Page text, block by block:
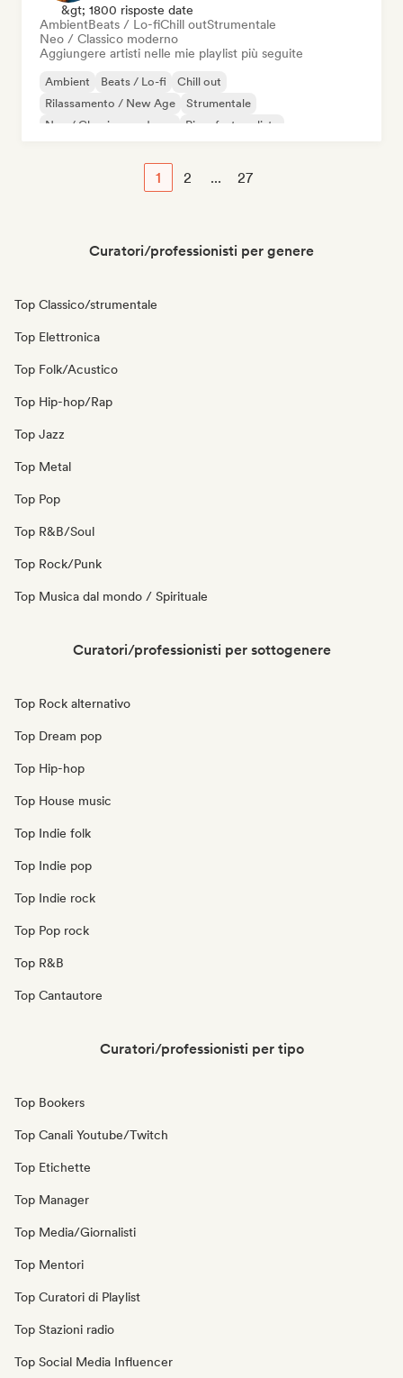
&gt; 1800 risposte date
AmbientBeats / Lo-fiChill outStrumentale
Neo / Classico moderno
Aggiungere artisti nelle mie playlist più seguite
Ambient Beats / Lo-fi
Chill out
Rilassamento / New Age
Strumentale
Neo / Classico moderno
Pianoforte solista
1 2 ... 27
Curatori/professionisti per genere
Top Classico/strumentale
Top Elettronica
Top Folk/Acustico
Top Hip-hop/Rap
Top Jazz
Top Metal
Top Pop
Top R&B/Soul
Top Rock/Punk
Top Musica dal mondo / Spirituale
Curatori/professionisti per sottogenere
Top Rock alternativo
Top Dream pop
Top Hip-hop
Top House music
Top Indie folk
Top Indie pop
Top Indie rock
Top Pop rock
Top R&B
Top Cantautore
Curatori/professionisti per tipo
Top Bookers
Top Canali Youtube/Twitch
Top Etichette
Top Manager
Top Media/Giornalisti
Top Mentori
Top Curatori di Playlist
Top Stazioni radio
Top Social Media Influencer